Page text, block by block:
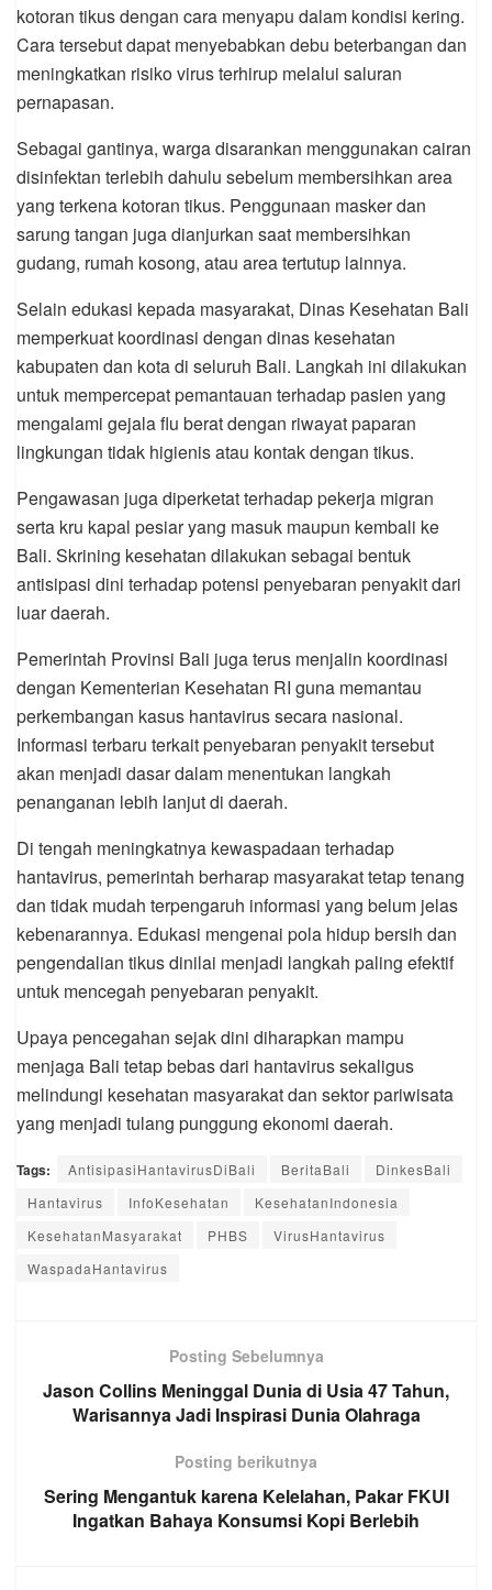
kotoran tikus dengan cara menyapu dalam kondisi kering.
Cara tersebut dapat menyebabkan debu beterbangan dan
meningkatkan risiko virus terhirup melalui saluran
pernapasan.
Sebagai gantinya, warga disarankan menggunakan cairan
disinfektan terlebih dahulu sebelum membersihkan area
yang terkena kotoran tikus. Penggunaan masker dan
sarung tangan juga dianjurkan saat membersihkan
gudang, rumah kosong, atau area tertutup lainnya.
Selain edukasi kepada masyarakat, Dinas Kesehatan Bali
memperkuat koordinasi dengan dinas kesehatan
kabupaten dan kota di seluruh Bali. Langkah ini dilakukan
untuk mempercepat pemantauan terhadap pasien yang
mengalami gejala flu berat dengan riwayat paparan
lingkungan tidak higienis atau kontak dengan tikus.
Pengawasan juga diperketat terhadap pekerja migran
serta kru kapal pesiar yang masuk maupun kembali ke
Bali. Skrining kesehatan dilakukan sebagai bentuk
antisipasi dini terhadap potensi penyebaran penyakit dari
luar daerah.
Pemerintah Provinsi Bali juga terus menjalin koordinasi
dengan Kementerian Kesehatan RI guna memantau
perkembangan kasus hantavirus secara nasional.
Informasi terbaru terkait penyebaran penyakit tersebut
akan menjadi dasar dalam menentukan langkah
penanganan lebih lanjut di daerah.
Di tengah meningkatnya kewaspadaan terhadap
hantavirus, pemerintah berharap masyarakat tetap tenang
dan tidak mudah terpengaruh informasi yang belum jelas
kebenarannya. Edukasi mengenai pola hidup bersih dan
pengendalian tikus dinilai menjadi langkah paling efektif
untuk mencegah penyebaran penyakit.
Upaya pencegahan sejak dini diharapkan mampu
menjaga Bali tetap bebas dari hantavirus sekaligus
melindungi kesehatan masyarakat dan sektor pariwisata
yang menjadi tulang punggung ekonomi daerah.
Tags: AntisipasiHantavirusDiBali BeritaBali
DinkesBali
Hantavirus
InfoKesehatan
KesehatanIndonesia
KesehatanMasyarakat
PHBS
VirusHantavirus
WaspadaHantavirus
Posting Sebelumnya
Jason Collins Meninggal Dunia di Usia 47 Tahun,
Warisannya Jadi Inspirasi Dunia Olahraga
Posting berikutnya
Sering Mengantuk karena Kelelahan, Pakar FKUI
Ingatkan Bahaya Konsumsi Kopi Berlebih